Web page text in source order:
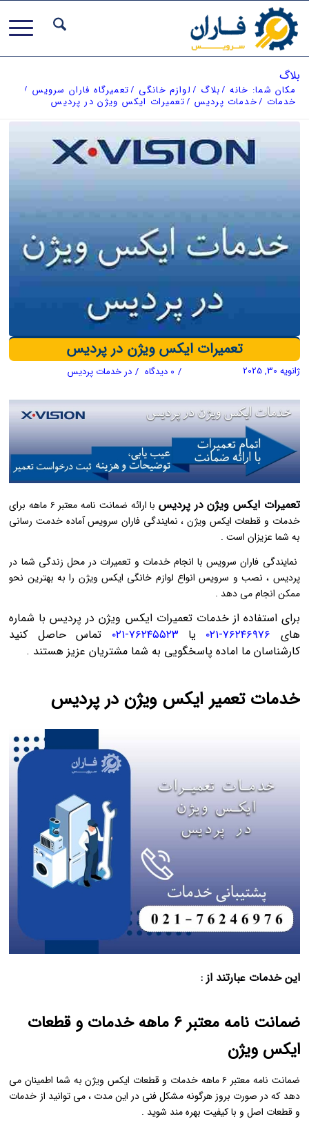
بلاگ
مکان شما: خانه /بلاگ / لوازم خانگی /تعمیرگاه فاران سرویس /
خدمات /خدمات پردیس /تعمیرات ایکس ویژن در پردیس
تعمیرات ایکس ویژن در پردیس
ژانویه 30, 2025 / 0 دیدگاه / درخدمات پردیس
تعمیرات ایکس ویژن در پردیس
با ارائه ضمانت نامه معتبر ۶ ماهه برای
خدمات و قطعات ایکس ویژن ، نمایندگی فاران سرویس آماده خدمت ‌رسانی
به شما عزیزان است .
نمایندگی فاران سرویس با انجام خدمات و تعمیرات در محل زندگی شما در
پردیس ، نصب و سرویس انواع لوازم خانگی ایکس ویژن را به بهترین نحو
ممکن انجام می ‌دهد .
برای استفاده از خدمات تعمیرات ایکس ویژن در پردیس با شماره
های ۷۶۲۴۶۹۷۶-۰۲۱ یا ۷۶۲۴۵۵۲۳-۰۲۱
تماس حاصل کنید
کارشناسان ما اماده پاسخگویی به شما مشتریان عزیز هستند .
خدمات تعمیر ایکس ویژن در پردیس
این خدمات عبارتند از :
ضمانت نامه معتبر ۶ ماهه خدمات و قطعات
ایکس ویژن
ضمانت‌ نامه معتبر ۶ ماهه خدمات و قطعات ایکس ویژن به شما اطمینان می‌
دهد که در صورت بروز هرگونه مشکل فنی در این مدت ، می‌ توانید از خدمات
و قطعات اصل و با کیفیت بهره‌ مند شوید .